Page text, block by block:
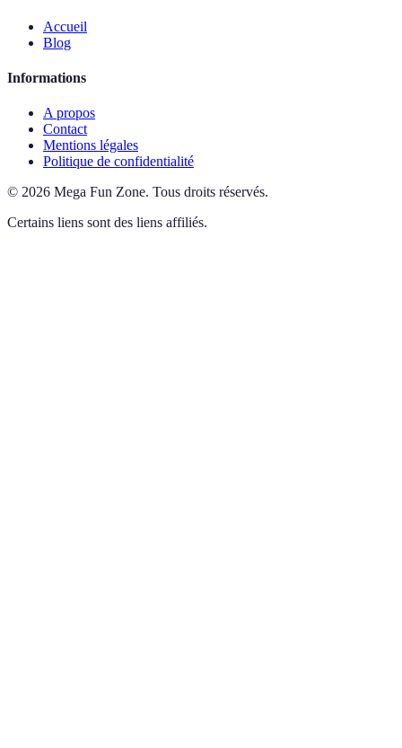
Accueil
Blog
Informations
A propos
Contact
Mentions légales
Politique de confidentialité
© 2026 Mega Fun Zone. Tous droits réservés.
Certains liens sont des liens affiliés.